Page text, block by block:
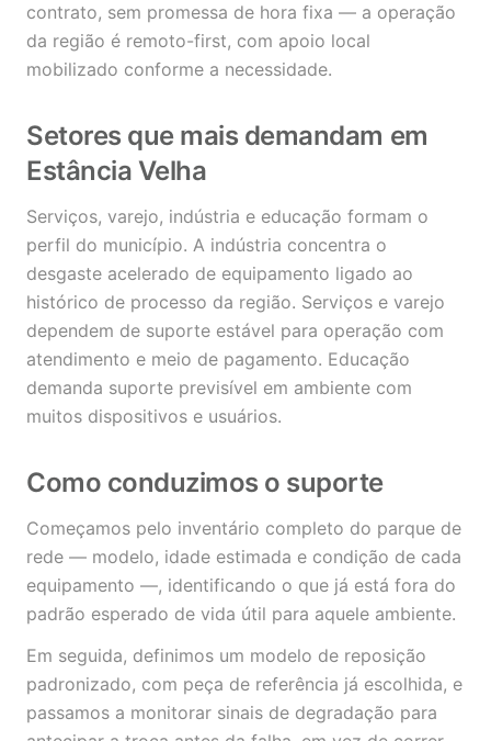
contrato, sem promessa de hora fixa — a operação
da região é remoto-first, com apoio local
mobilizado conforme a necessidade.
Setores que mais demandam em
Estância Velha
Serviços, varejo, indústria e educação formam o
perfil do município. A indústria concentra o
desgaste acelerado de equipamento ligado ao
histórico de processo da região. Serviços e varejo
dependem de suporte estável para operação com
atendimento e meio de pagamento. Educação
demanda suporte previsível em ambiente com
muitos dispositivos e usuários.
Como conduzimos o suporte
Começamos pelo inventário completo do parque de
rede — modelo, idade estimada e condição de cada
equipamento —, identificando o que já está fora do
padrão esperado de vida útil para aquele ambiente.
Em seguida, definimos um modelo de reposição
padronizado, com peça de referência já escolhida, e
passamos a monitorar sinais de degradação para